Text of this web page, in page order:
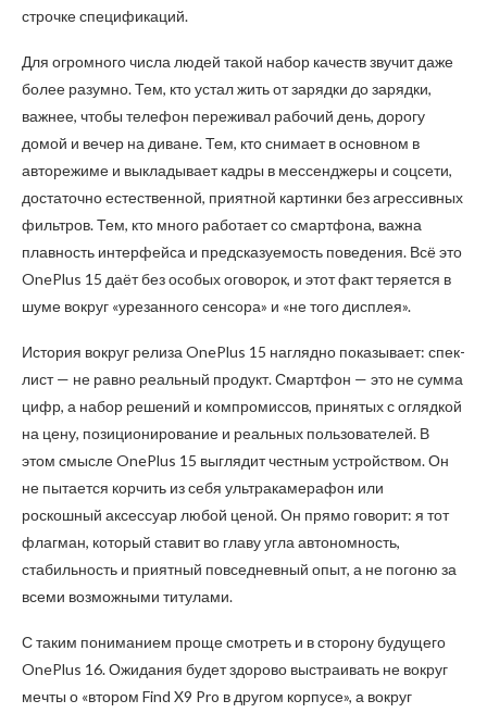
строчке спецификаций.
Для огромного числа людей такой набор качеств звучит даже
более разумно. Тем, кто устал жить от зарядки до зарядки,
важнее, чтобы телефон переживал рабочий день, дорогу
домой и вечер на диване. Тем, кто снимает в основном в
авторежиме и выкладывает кадры в мессенджеры и соцсети,
достаточно естественной, приятной картинки без агрессивных
фильтров. Тем, кто много работает со смартфона, важна
плавность интерфейса и предсказуемость поведения. Всё это
OnePlus 15 даёт без особых оговорок, и этот факт теряется в
шуме вокруг «урезанного сенсора» и «не того дисплея».
История вокруг релиза OnePlus 15 наглядно показывает: спек-
лист — не равно реальный продукт. Смартфон — это не сумма
цифр, а набор решений и компромиссов, принятых с оглядкой
на цену, позиционирование и реальных пользователей. В
этом смысле OnePlus 15 выглядит честным устройством. Он
не пытается корчить из себя ультракамерафон или
роскошный аксессуар любой ценой. Он прямо говорит: я тот
флагман, который ставит во главу угла автономность,
стабильность и приятный повседневный опыт, а не погоню за
всеми возможными титулами.
С таким пониманием проще смотреть и в сторону будущего
OnePlus 16. Ожидания будет здорово выстраивать не вокруг
мечты о «втором Find X9 Pro в другом корпусе», а вокруг